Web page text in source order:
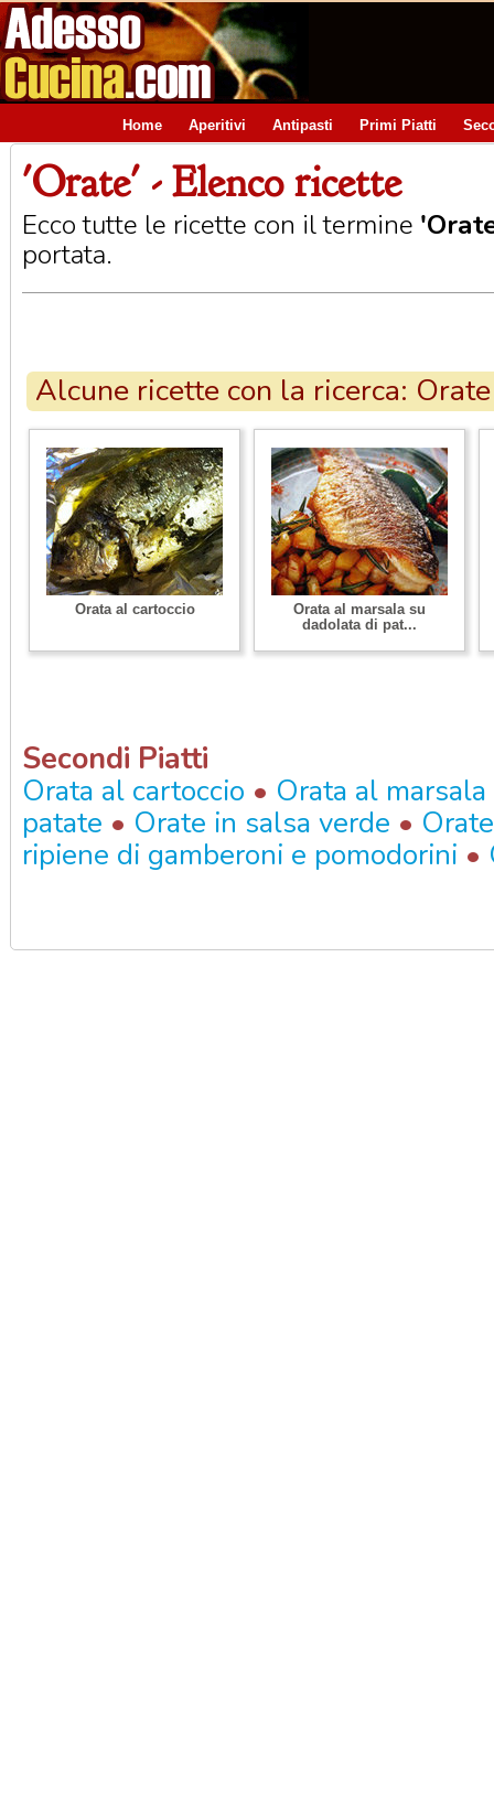
Home Aperitivi Antipasti Primi Piatti
'Orate' - Elenco ricette
Ecco tutte le ricette con il termine
portata.
Alcune ricette con la ricerca: Orate
Orata al cartoccio
Orata al marsala su
dadolata di pat...
Secondi Piatti
Orata al cartoccio • Orata al
patate • Orate in salsa verde •
ripiene di gamberoni e pomodorini •